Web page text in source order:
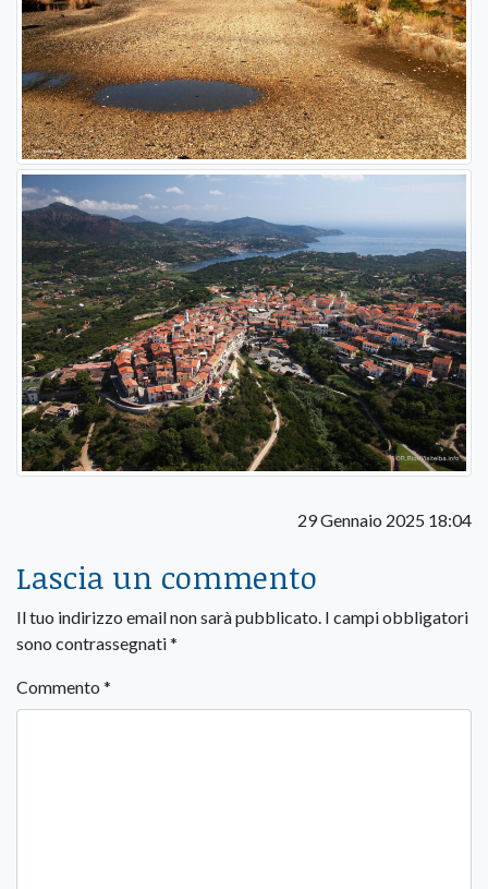
29 Gennaio 2025 18:04
Lascia un commento
Il tuo indirizzo email non sarà pubblicato. I campi obbligatori
sono contrassegnati*
Commento *